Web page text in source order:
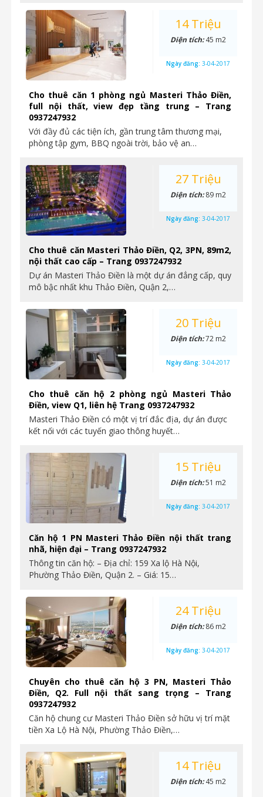
Cho thuê căn 1 phòng ngủ Masteri Thảo Điền,
full nội thất, view đẹp tầng trung – Trang
0937247932
Với đầy đủ các tiện ích, gần trung tâm thương mại,
phòng tập gym, BBQ ngoài trời, bảo vệ an…
14 Triệu
Diện tích:45 m2
Ngày đăng: 3-04-2017
Cho thuê căn Masteri Thảo Điền, Q2, 3PN, 89m2,
nội thất cao cấp – Trang 0937247932
Dự án Masteri Thảo Điền là một dự án đẳng cấp, quy
mô bậc nhất khu Thảo Điền, Quận 2,…
27 Triệu
Diện tích:89 m2
Ngày đăng: 3-04-2017
Cho thuê căn hộ 2 phòng ngủ Masteri Thảo
Điền, view Q1, liên hệ Trang 0937247932
Masteri Thảo Điền có một vị trí đắc địa, dự án được
kết nối với các tuyến giao thông huyết…
20 Triệu
Diện tích:72 m2
Ngày đăng: 3-04-2017
Căn hộ 1 PN Masteri Thảo Điền nội thất trang
nhã, hiện đại – Trang 0937247932
Thông tin căn hộ: – Địa chỉ: 159 Xa lộ Hà Nội,
Phường Thảo Điền, Quận 2. – Giá: 15…
15 Triệu
Diện tích:51 m2
Ngày đăng: 3-04-2017
Chuyên cho thuê căn hộ 3 PN, Masteri Thảo
Điền, Q2. Full nội thất sang trọng – Trang
0937247932
Căn hộ chung cư Masteri Thảo Điền sở hữu vị trí mặt
tiền Xa Lộ Hà Nội, Phường Thảo Điền,…
24 Triệu
Diện tích:86 m2
Ngày đăng: 3-04-2017
14 Triệu
Diện tích:45 m2